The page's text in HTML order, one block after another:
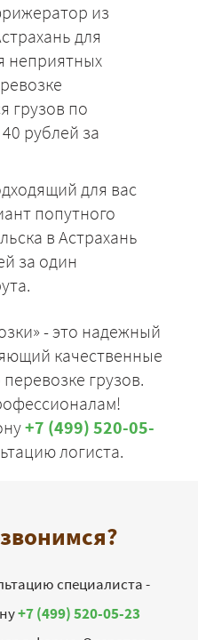
из
для
неприятных
грузов по
рублей за
для вас
попутного
в Астрахань
за один
- это надежный
качественные
грузов.
+7 (499) 520-05-
логиста.
специалиста -
+7 (499) 520-05-23